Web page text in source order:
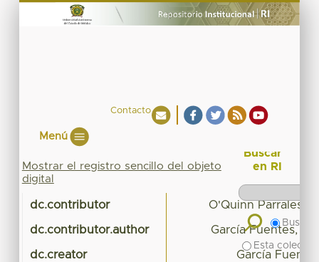
Contacto
Menú
Mostrar el registro sencillo del objeto
digital
dc.contributor O'Quinn Parrales,
dc.contributor.author García Fuentes,
dc.creator García
Buscar
en RI
Buscar
Esta